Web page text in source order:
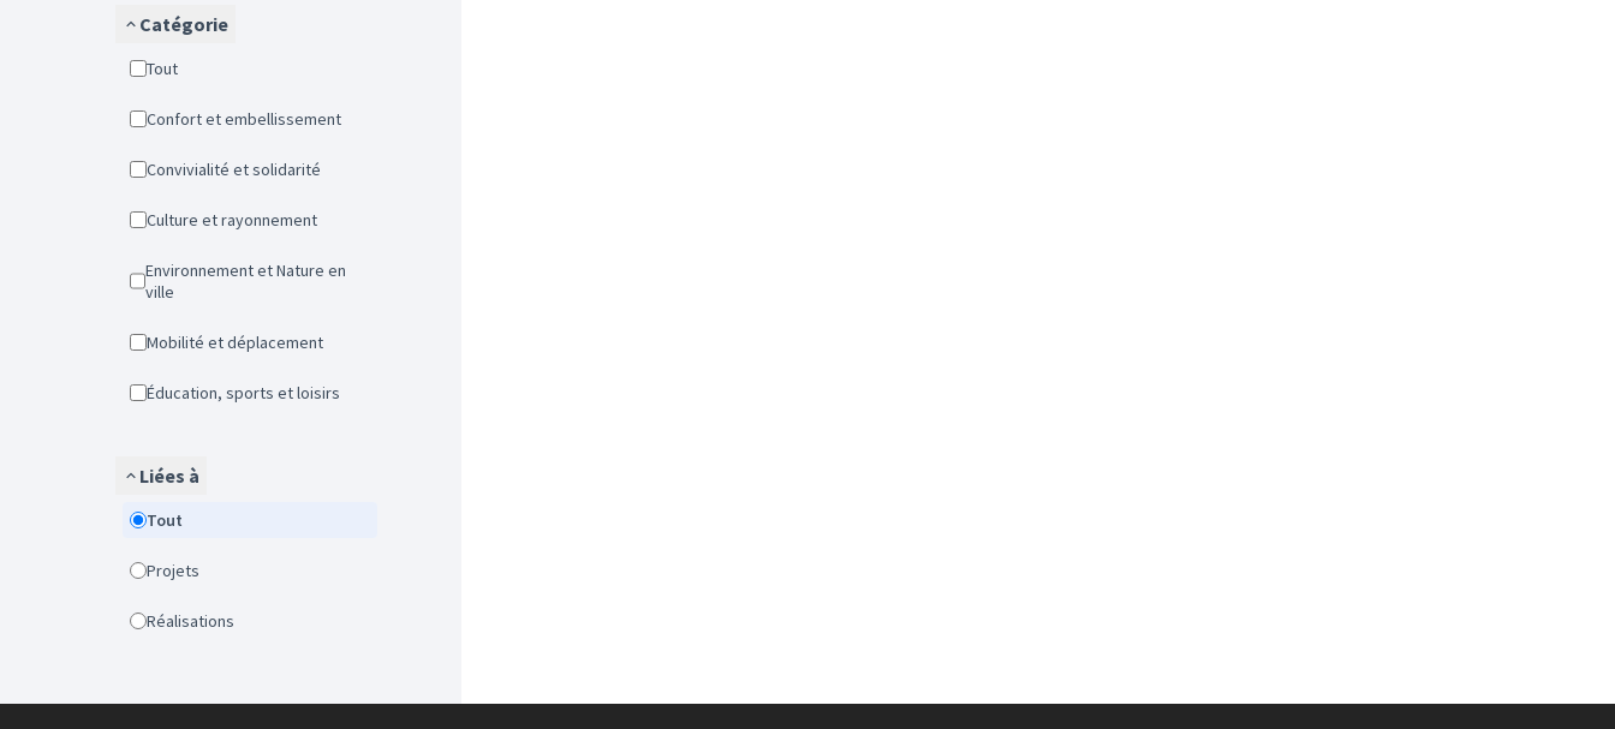
Catégorie
Tout
Confort et embellissement
Convivialité et solidarité
Culture et rayonnement
Environnement et Nature en
ville
Mobilité et déplacement
Éducation, sports et loisirs
Liées à
Tout
Projets
Réalisations